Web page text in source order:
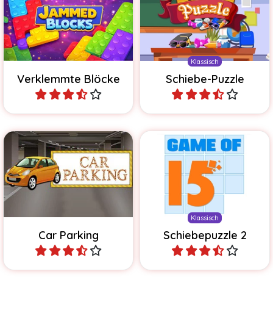
Verklemmte Blöcke
Ein Block Jam
Schiebepuzzle.
Spiele
Klassisch
Schiebe-Puzzle
Das klassische Schiebe-
Puzzle in 3 Größen.
Spiele
Car Parking
100 verschiedene Level in
diesem Sokoban Spiel
Spiele
Klassisch
Schiebepuzzle 2
Löse das klassische
Schiebepuzzle.
Spiele